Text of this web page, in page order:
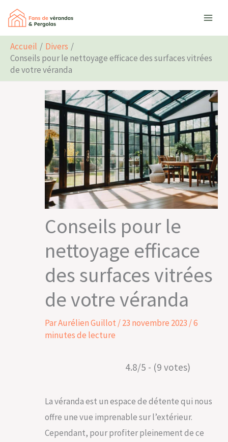
Aller
contenu
Accueil
Divers
Conseils pour le nettoyage efficace des surfaces vitrées
de votre véranda
Conseils pour le
nettoyage efficace
des surfaces vitrées
de votre véranda
ParAurélien Guillot /23 novembre 2023 /6
minutes de lecture
4.8/5 - (9 votes)
La véranda est un espace de détente qui nous
offre une vue imprenable sur l’extérieur.
Cependant, pour profiter pleinement de ce
Rechercher